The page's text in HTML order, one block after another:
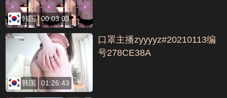
韩国 00:03:03
韩国 01:26:43
口罩主播zyyyyz#20210113编
号278CE38A